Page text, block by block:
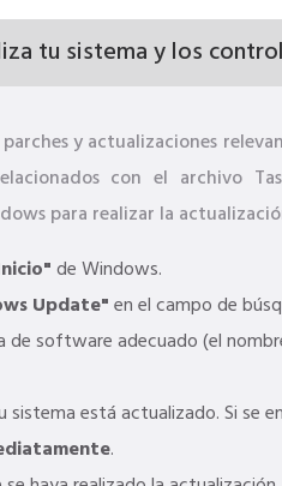
tu sistema y los
y actualizaciones
con el archivo
para realizar la
de Windows.
Update"en el campo de
de software adecuado (el
sistema está actualizado. Si se
.